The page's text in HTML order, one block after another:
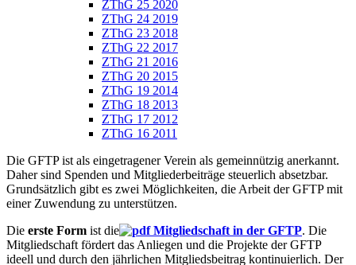
ZThG 25 2020
ZThG 24 2019
ZThG 23 2018
ZThG 22 2017
ZThG 21 2016
ZThG 20 2015
ZThG 19 2014
ZThG 18 2013
ZThG 17 2012
ZThG 16 2011
Die GFTP ist als eingetragener Verein als gemeinnützig anerkannt.
Daher sind Spenden und Mitgliederbeiträge steuerlich absetzbar.
Grundsätzlich gibt es zwei Möglichkeiten, die Arbeit der GFTP mit
einer Zuwendung zu unterstützen.
Die erste Form ist die Mitgliedschaft in der GFTP. Die
Mitgliedschaft fördert das Anliegen und die Projekte der GFTP
ideell und durch den jährlichen Mitgliedsbeitrag kontinuierlich. Der